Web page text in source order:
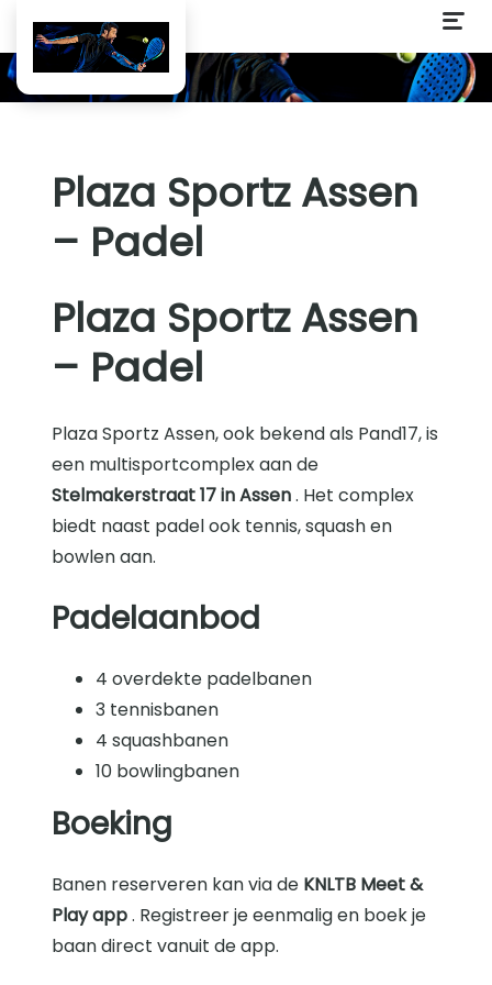
Plaza Sportz Assen
– Padel
Plaza Sportz Assen
– Padel
Plaza Sportz Assen, ook bekend als Pand17, is
een multisportcomplex aan de
Stelmakerstraat 17 in Assen. Het complex
biedt naast padel ook tennis, squash en
bowlen aan.
Padelaanbod
4 overdekte padelbanen
3 tennisbanen
4 squashbanen
10 bowlingbanen
Boeking
Banen reserveren kan via de KNLTB Meet &
Play app. Registreer je eenmalig en boek je
baan direct vanuit de app.